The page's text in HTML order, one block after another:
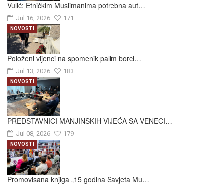
Vulić: Etničkim Muslimanima potrebna aut…
Jul 16, 2026 171
Položeni vijenci na spomenik palim borci…
Jul 13, 2026 183
NOVOSTI
PREDSTAVNICI MANJINSKIH VIJEĆA SA VENECI…
Jul 08, 2026 179
NOVOSTI
Promovisana knjiga „15 godina Savjeta Mu…
NOVOSTI